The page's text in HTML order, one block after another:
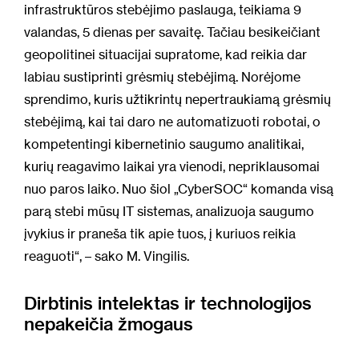
infrastruktūros stebėjimo paslauga, teikiama 9
valandas, 5 dienas per savaitę. Tačiau besikeičiant
geopolitinei situacijai supratome, kad reikia dar
labiau sustiprinti grėsmių stebėjimą. Norėjome
sprendimo, kuris užtikrintų nepertraukiamą grėsmių
stebėjimą, kai tai daro ne automatizuoti robotai, o
kompetentingi kibernetinio saugumo analitikai,
kurių reagavimo laikai yra vienodi, nepriklausomai
nuo paros laiko. Nuo šiol „CyberSOC“ komanda visą
parą stebi mūsų IT sistemas, analizuoja saugumo
įvykius ir praneša tik apie tuos, į kuriuos reikia
reaguoti“, – sako M. Vingilis.
Dirbtinis intelektas ir technologijos
nepakeičia žmogaus